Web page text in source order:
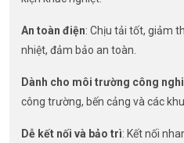
An toàn điện: Chịu tải tốt, giảm
nhiệt, đảm bảo an toàn.
Dành cho môi trường công
công trường, bến cảng và các
Dễ kết nối và bảo trì: Kết nối